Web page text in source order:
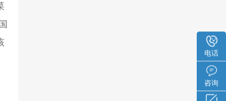
电话
咨询